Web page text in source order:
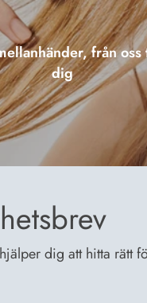
från
dig
dig att hitta rätt